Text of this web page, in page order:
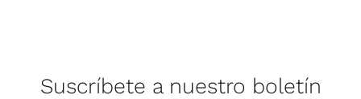
Suscríbete a nuestro boletín